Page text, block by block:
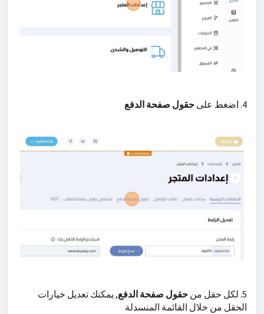
4. اضغط على حقول صفحة الدفع
5. لكل حقل من حقول صفحة الدفع, يمكنك تعديل خيارات
الحقل من خلال القائمة المنسدلة